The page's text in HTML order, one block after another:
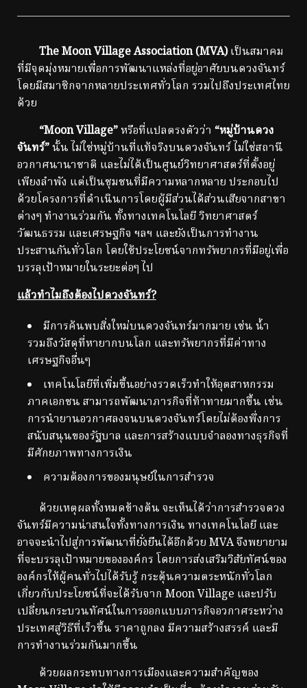
The Moon Village Association (MVA)เป็นสมาคม
ที่มีจุดมุ่งหมายเพื่อการพัฒนาแหล่งที่อยู่อาศัยบนดวงจันทร์
โดยมีสมาชิกจากหลายประเทศทั่วโลก รวมไปถึงประเทศไทย
ด้วย
“Moon Village”หรือที่แปลตรงตัวว่า “หมู่บ้านดวง
จันทร์”นั้น ไม่ใช่หมู่บ้านที่แท้จริงบนดวงจันทร์ ไม่ใช่สถานี
อวกาศนานาชาติ และไม่ได้เป็นศูนย์วิทยาศาสตร์ที่ตั้งอยู่
เพียงลำพัง แต่เป็นชุมชนที่มีความหลากหลาย ประกอบไป
ด้วยโครงการที่ดำเนินการโดยผู้มีส่วนได้ส่วนเสียจากสาขา
ต่างๆ ทำงานร่วมกัน ทั้งทางเทคโนโลยี วิทยาศาสตร์
วัฒนธรรม และเศรษฐกิจ ฯลฯ และยังเป็นการทำงาน
ประสานกันทั่วโลก โดยใช้ประโยชน์จากทรัพยากรที่มีอยู่เพื่อ
บรรลุเป้าหมายในระยะต่อๆ ไป
แล้วทำไมถึงต้องไปดวงจันทร์?
มีการค้นพบสิ่งใหม่บนดวงจันทร์มากมาย เช่น น้ำ
รวมถึงวัสดุที่หายากบนโลก และทรัพยากรที่มีค่าทาง
เศรษฐกิจอื่นๆ
เทคโนโลยีที่เพิ่มขึ้นอย่างรวดเร็วทำให้อุตสาหกรรม
ภาคเอกชน สามารถพัฒนาภารกิจที่ท้าทายมากขึ้น เช่น
การนำยานอวกาศลงจนบนดวงจันทร์โดยไม่ต้องพึ่งการ
สนับสนุนของรัฐบาล และการสร้างแบบจำลองทางธุรกิจที่
มีศักยภาพทางการเงิน
ความต้องการของมนุษย์ในการสำรวจ
ด้วยเหตุผลทั้งหมดข้างต้น จะเห็นได้ว่าการสำรวจดวง
จันทร์มีความน่าสนใจทั้งทางการเงิน ทางเทคโนโลยี และ
อาจจะนำไปสู่การพัฒนาที่ยั่งยืนได้อีกด้วย MVA จึงพยายาม
ที่จะบรรลุเป้าหมายขององค์กร โดยการส่งเสริมวิสัยทัศน์ของ
องค์กรให้ผู้คนทั่วไปได้รับรู้ กระตุ้นความตระหนักทั่วโลก
เกี่ยวกับประโยชน์ที่จะได้รับจาก Moon Village และปรับ
เปลี่ยนกระบวนทัศน์ในการออกแบบภารกิจอวกาศระหว่าง
ประเทศสู่วิธีที่เร็วขึ้น ราคาถูกลง มีความสร้างสรรค์ และมี
การทำงานร่วมกันมากขึ้น
ด้วยผลกระทบทางการเมืองและความสำคัญของ